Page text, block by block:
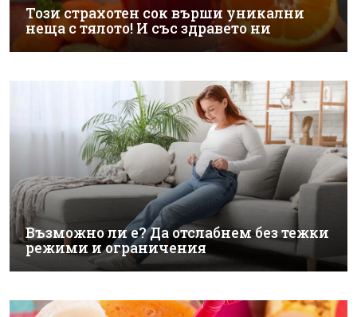
Този страхотен сок върши уникални
неща с тялото! И със здравето ни
Възможно ли е? Да отслабнем без тежки
режими и ограничения